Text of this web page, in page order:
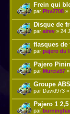
Frein qui
par Phv2708 »
Disque de
par airev » 24
flasques de
par pajero du
Pajero
par Murcia57
Groupe
par David973
Pajero 1
par